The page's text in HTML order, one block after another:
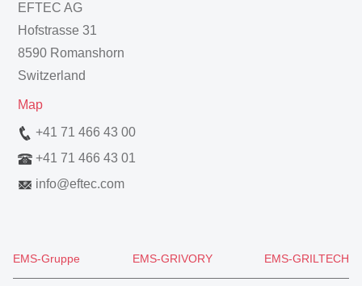
EFTEC AG
Hofstrasse 31
8590 Romanshorn
Switzerland
Map
+41 71 466 43 00
+41 71 466 43 01
info@eftec.com
EMS-Gruppe EMS-GRIVORY EMS-GRILTECH